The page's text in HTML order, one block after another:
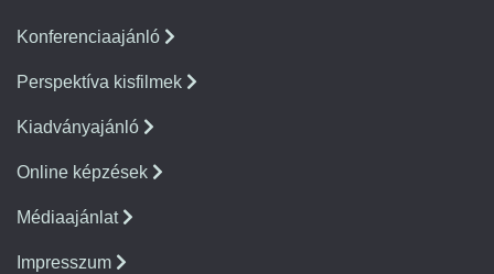
Konferenciaajánló
Perspektíva kisfilmek
Kiadványajánló
Online képzések
Médiaajánlat
Impresszum